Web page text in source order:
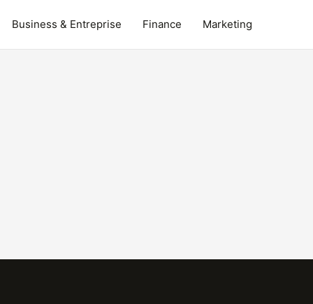
Business & Entreprise Finance Marketing